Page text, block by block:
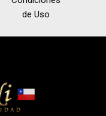
de Uso